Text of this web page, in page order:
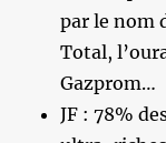
par le nom
Total,
Gazprom…
JF : 78%